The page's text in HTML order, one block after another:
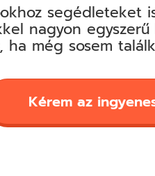
segédleteket
nagyon egyszerű
ha még sosem
Kérem az